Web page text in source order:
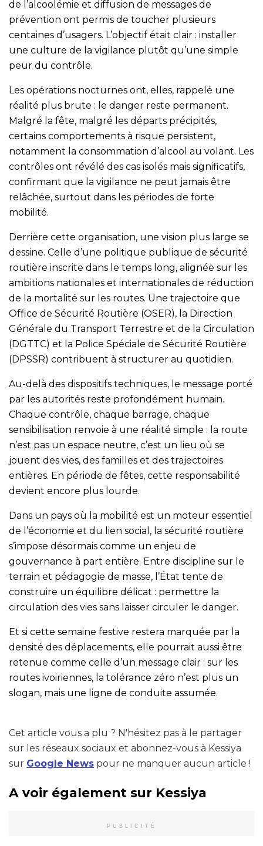
de l’alcoolémie et diffusion de messages de
prévention ont permis de toucher plusieurs
centaines d’usagers. L’objectif était clair : installer
une culture de la vigilance plutôt qu’une simple
peur du contrôle.
Les opérations nocturnes ont, elles, rappelé une
réalité plus brute : le danger reste permanent.
Malgré la fête, malgré les départs précipités,
certains comportements à risque persistent,
notamment la consommation d’alcool au volant. Les
contrôles ont révélé des cas isolés mais significatifs,
confirmant que la vigilance ne peut jamais être
relâchée, surtout dans les périodes de forte
mobilité.
Derrière cette organisation, une vision plus large se
dessine. Celle d’une politique publique de sécurité
routière inscrite dans le temps long, alignée sur les
ambitions nationales et internationales de réduction
de la mortalité sur les routes. Une trajectoire que
Office de Sécurité Routière (OSER), la Direction
Générale du Transport Terrestre et de la Circulation
(DGTTC) et la Police Spéciale de Sécurité Routière
(DPSSR) contribuent à structurer au quotidien.
Au-delà des dispositifs techniques, le message porté
par les autorités reste profondément humain.
Chaque contrôle, chaque barrage, chaque
sensibilisation renvoie à une réalité simple : la route
n’est pas un espace neutre, c’est un lieu où se
jouent des vies, des familles et des trajectoires
entières. En période de fêtes, cette responsabilité
devient encore plus lourde.
Dans un pays où la mobilité est un moteur essentiel
de l’économie et du lien social, la sécurité routière
s’impose désormais comme un enjeu de
gouvernance à part entière. Entre discipline sur le
terrain et pédagogie de masse, l’État tente de
construire un équilibre délicat : permettre la
circulation des vies sans laisser circuler le danger.
Et si cette semaine festive restera marquée par la
densité des déplacements, elle pourrait aussi être
retenue comme celle d’un message clair : sur les
routes ivoiriennes, la tolérance zéro n’est plus un
slogan, mais une ligne de conduite assumée.
Cet article vous a plu ? N'hésitez pas à le partager
sur les réseaux sociaux et abonnez-vous à Kessiya
sur Google News pour ne manquer aucun article !
A voir également sur Kessiya
PUBLICITÉ